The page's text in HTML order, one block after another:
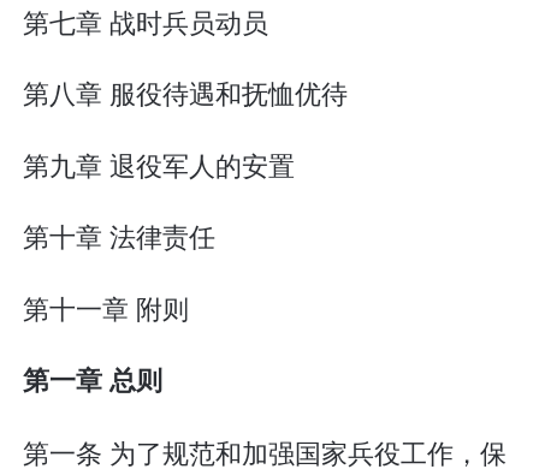
第七章 战时兵员动员
第八章 服役待遇和抚恤优待
第九章 退役军人的安置
第十章 法律责任
第十一章 附则
第一章 总则
第一条 为了规范和加强国家兵役工作，保